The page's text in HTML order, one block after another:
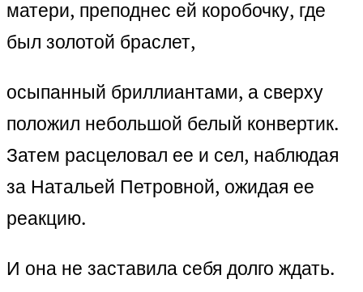
матери, преподнес ей коробочку, где
был золотой браслет,
осыпанный бриллиантами, а сверху
положил небольшой белый конвертик.
Затем расцеловал ее и сел, наблюдая
за Натальей Петровной, ожидая ее
реакцию.
И она не заставила себя долго ждать.